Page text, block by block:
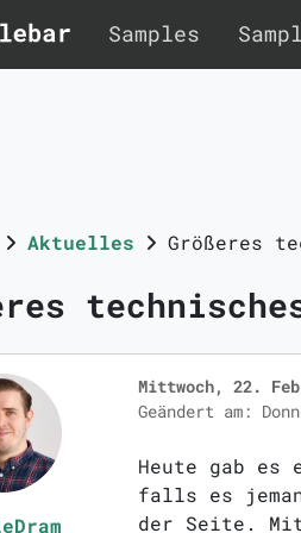
Samples
Aktuelles Größeres
Mittwoch, 22.
Geändert am:
Heute gab es
falls es
der Seite. Mit